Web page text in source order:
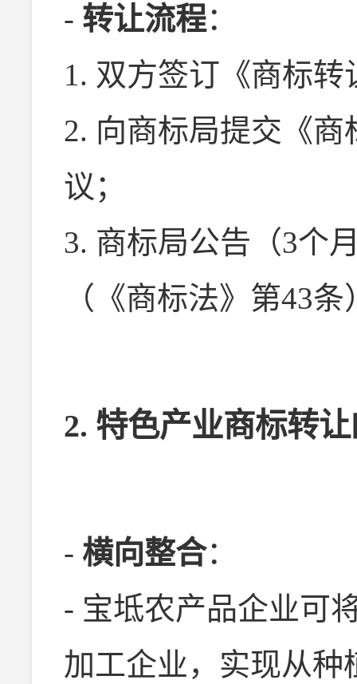
- 转让流程：
1. 双方签订《商标转
2. 向商标局提交《
议；
3. 商标局公告（3个
（《商标法》第43条
2. 特色产业商标转
- 横向整合：
- 宝坻农产品企业可
加工企业，实现从